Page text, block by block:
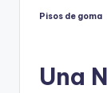
Publicado
Pisos de goma
Una